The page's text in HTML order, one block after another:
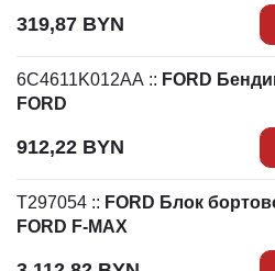
319,87 BYN
6C4611K012AA :: FORD
FORD
912,22 BYN
T297054 :: FORD Блок
FORD F-MAX